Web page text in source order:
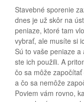
Stavebné sporenie
dnes je už skôr na
peniaze, ktoré tam
vybrať, ale musíte si
Sú to vaše peniaze
ste ich použili. A
čo sa môže
a čo sa nemôže
Poviem vám rovno,